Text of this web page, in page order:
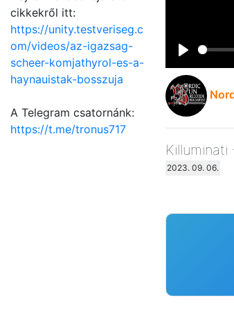
cikkekről itt:
https://unity.testveriseg.c
om/videos/az-igazsag-
scheer-komjathyrol-es-a-
haynauistak-bosszuja
A Telegram csatornánk:
https://t.me/tronus717
Play
2023. 09. 06.